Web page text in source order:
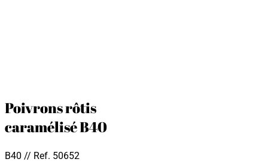
Poivrons rôtis
caramélisé B40
B40 // Ref. 50652